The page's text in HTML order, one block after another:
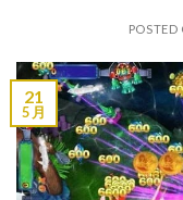
POSTED
21
5 月